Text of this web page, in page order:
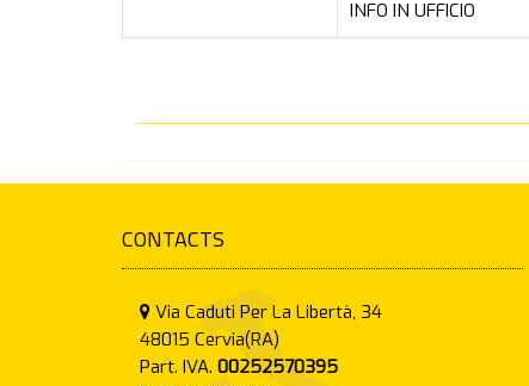
CONTACTS
Via Caduti Per La Libertà, 34
48015 Cervia(RA)
Part. IVA. 00252570395